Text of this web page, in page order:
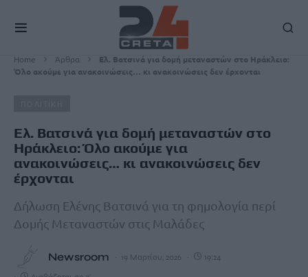
Home Άρθρα
Ελ. Βατσινά για δομή μεταναστών στο Ηράκλειο:
Όλο ακούμε για ανακοινώσεις… κι ανακοινώσεις δεν έρχονται
Ελ. Βατσινά για δομή μεταναστών στο
Ηράκλειο: Όλο ακούμε για
ανακοινώσεις… κι ανακοινώσεις δεν
έρχονται
Δήλωση Ελένης Βατσινά για τη φημολογία περί
Δομής Μεταναστών στις Μαλάδες
Newsroom 19 Μαρτίου, 2026 19:24